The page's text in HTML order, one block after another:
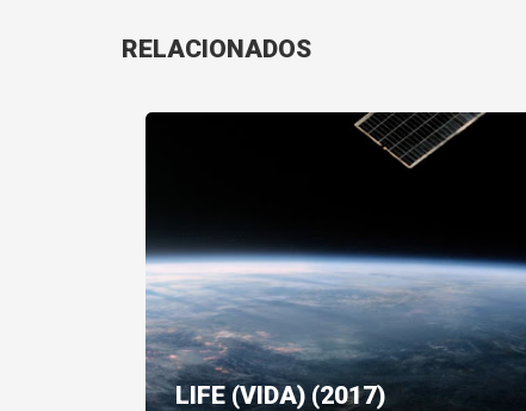
RELACIONADOS
LIFE (VIDA) (2017)